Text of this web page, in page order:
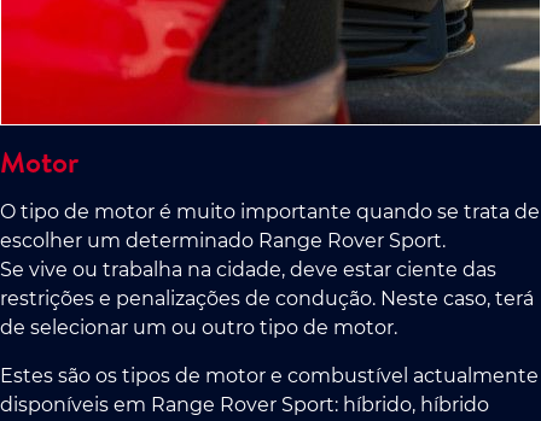
Motor
O tipo de motor é muito importante quando se trata de
escolher um determinado Range Rover Sport.
Se vive ou trabalha na cidade, deve estar ciente das
restrições e penalizações de condução. Neste caso, terá
de selecionar um ou outro tipo de motor.
Estes são os tipos de motor e combustível actualmente
disponíveis em Range Rover Sport: híbrido, híbrido